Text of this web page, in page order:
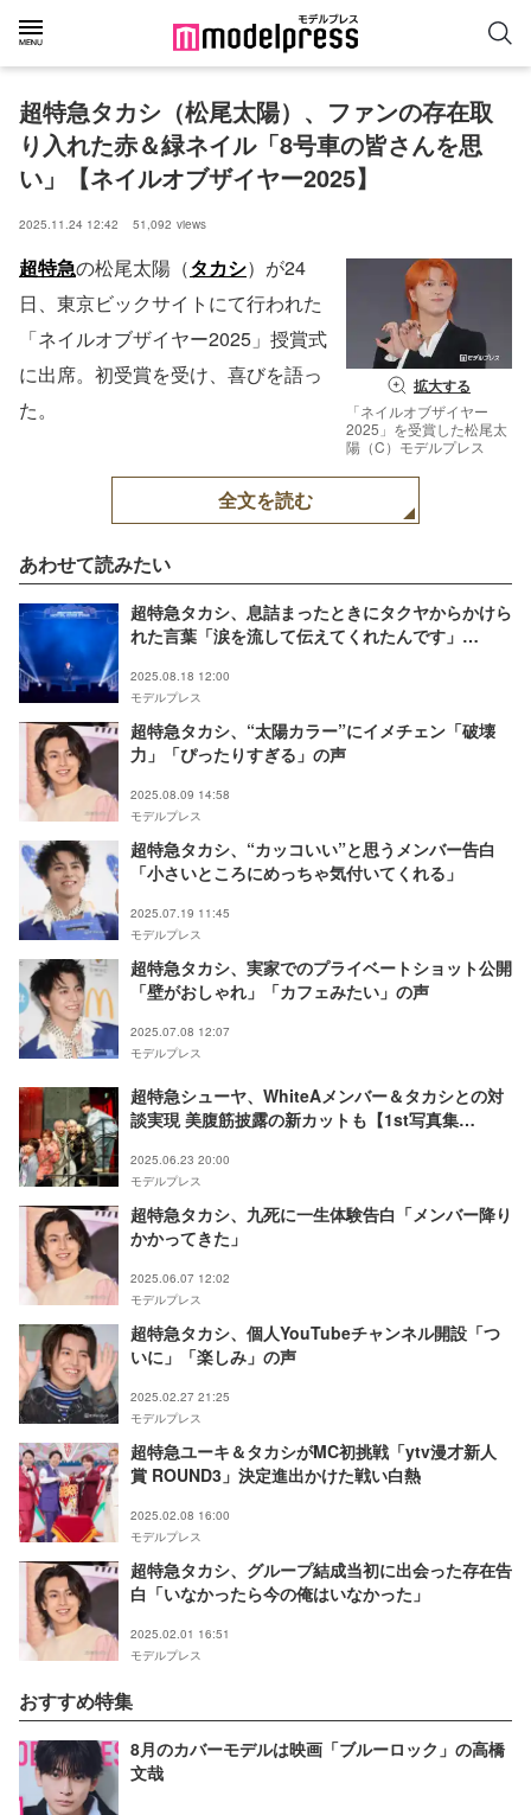
超特急タカシ（松尾太陽）、ファンの存在取
り入れた赤＆緑ネイル「8号車の皆さんを思
い」【ネイルオブザイヤー2025】
2025.11.24 12:42 51,092 views
拡大する
「ネイルオブザイヤー
2025」を受賞した松尾太
陽（C）モデルプレス
超特急の松尾太陽（タカシ）が24
日、東京ビックサイトにて行われた
「ネイルオブザイヤー2025」授賞式
に出席。初受賞を受け、喜びを語っ
た。
全文を読む
あわせて読みたい
超特急タカシ、息詰まったときにタクヤからかけら
れた言葉「涙を流して伝えてくれたんです」
2025.08.18 12:00
モデルプレス
超特急タカシ、“太陽カラー”にイメチェン「破壊
力」「ぴったりすぎる」の声
2025.08.09 14:58
モデルプレス
超特急タカシ、“カッコいい”と思うメンバー告白
「小さいところにめっちゃ気付いてくれる」
2025.07.19 11:45
モデルプレス
超特急タカシ、実家でのプライベートショット公開
「壁がおしゃれ」「カフェみたい」の声
2025.07.08 12:07
モデルプレス
超特急シューヤ、WhiteAメンバー＆タカシとの対
談実現 美腹筋披露の新カットも【1st写真集
2025.06.23 20:00
モデルプレス
超特急タカシ、九死に一生体験告白「メンバー降り
かかってきた」
2025.06.07 12:02
モデルプレス
超特急タカシ、個人YouTubeチャンネル開設「つ
いに」「楽しみ」の声
2025.02.27 21:25
モデルプレス
超特急ユーキ＆タカシがMC初挑戦「ytv漫才新人
賞 ROUND3」決定進出かけた戦い白熱
2025.02.08 16:00
モデルプレス
超特急タカシ、グループ結成当初に出会った存在告
白「いなかったら今の俺はいなかった」
2025.02.01 16:51
モデルプレス
おすすめ特集
8月のカバーモデルは映画「ブルーロック」の高橋
文哉